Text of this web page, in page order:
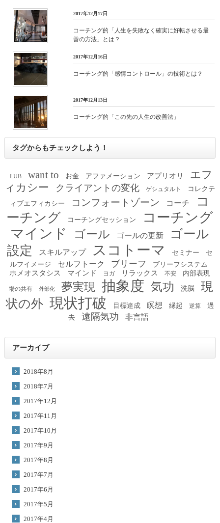
2017年12月17日
コーチング的「人生を失敗なく確実に好転させる最
善の方法」とは？
2017年12月16日
コーチング的「感情コントロール」の技術とは？
2017年12月13日
コーチング的「この先の人生の改善法」
タグからもチェックしよう！
LUB want to お金 アファメーション アプリオリ
エフ
ィカシー
クライアントの変化 ゲシュタルト
コレクテ
ィブエフィカシー
コンフォートゾーン コーチ
コ
ーチング
コーチングセッション
コーチング
マインド
ゴール ゴールの更新
ゴール
設定
スキルアップ スコトーマ セミナー
セ
ルフイメージ
セルフトーク ブリーフ ブリーフシステム
ホメオスタシス マインド ヨガ リラックス 不安 内部表現
場の共有 外部化 夢実現 抽象度 気功 洗脳
現
状の外 現状打破 目標達成 瞑想 縁起 逆算
過
去
遠隔気功 非言語
アーカイブ
2018年8月
2018年7月
2017年12月
2017年11月
2017年10月
2017年9月
2017年8月
2017年7月
2017年6月
2017年5月
2017年4月